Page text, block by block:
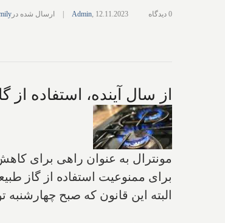
Admin, 12.11.2023 ارسال شده در 0 دیدگاه
از سال آینده، استفاده
برای ممنوعیت استفاده از گاز
البته این قانون که صبح